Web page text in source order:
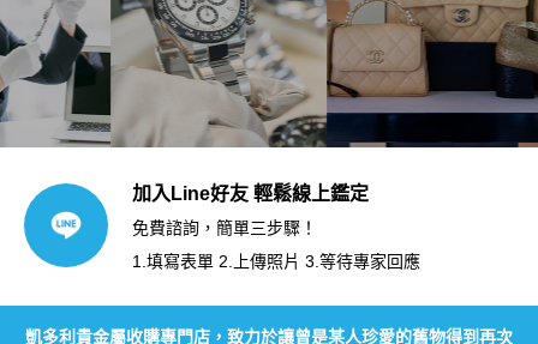
加入Line好友 輕鬆線上鑑定
免費諮詢，簡單三步驟！
1.填寫表單 2.上傳照片 3.等待專家回應
凱多利貴金屬收購專門店，致力於讓曾是某人珍愛的舊物得到再次